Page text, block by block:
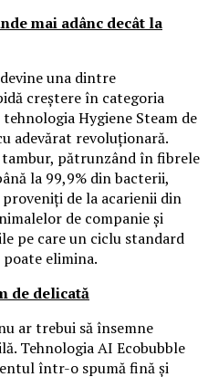
mai adânc decât la
una dintre
creștere în categoria
Hygiene Steam de
adevărat revoluționară.
pătrunzând în fibrele
la 99,9% din bacterii,
de la acarienii din
de companie și
pe care un ciclu standard
elimina.
de delicată
ar trebui să însemne
Tehnologia AI Ecobubble
într-o spumă fină și